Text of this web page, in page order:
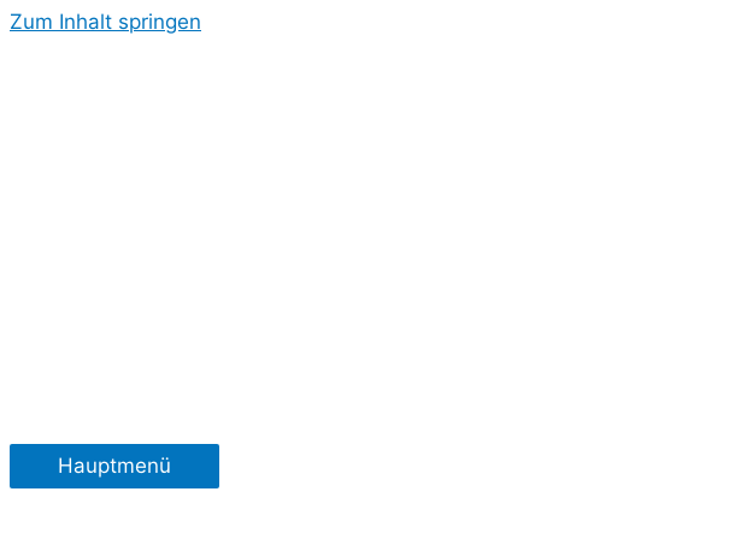
Zum Inhalt springen
Hauptmenü